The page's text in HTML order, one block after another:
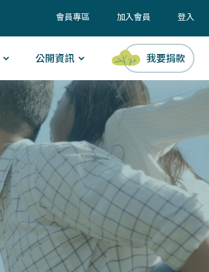
會員專區 加入會員 登入
公開資訊 我要捐款